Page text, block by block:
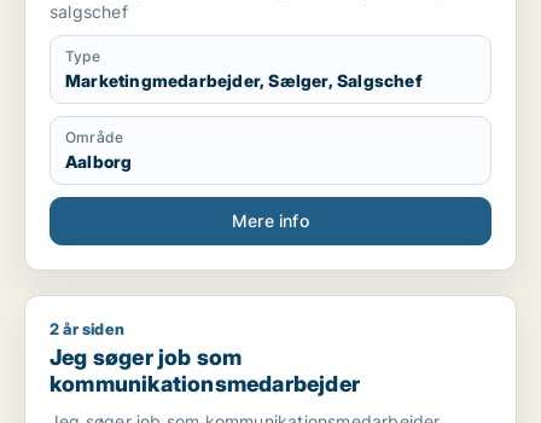
salgschef
Type
Marketingmedarbejder, Sælger, Salgschef
Område
Aalborg
Mere info
Jeg søger job som kommunikationsmedarbejder
2 år siden
Jeg søger job som
kommunikationsmedarbejder